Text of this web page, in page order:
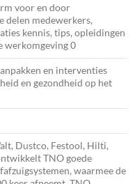
voor en door
delen medewerkers,
kennis, tips, opleidingen
werkomgeving 0
en interventies
en gezondheid op het
Dustco, Festool, Hilti,
TNO goede
waarmee de